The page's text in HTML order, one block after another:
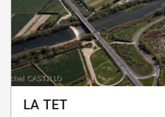
LA TET